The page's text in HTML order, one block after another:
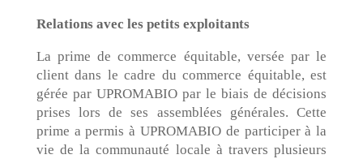
Relations avec les petits exploitants
La prime de commerce équitable, versée par le
client dans le cadre du commerce équitable, est
gérée par UPROMABIO par le biais de décisions
prises lors de ses assemblées générales. Cette
prime a permis à UPROMABIO de participer à la
vie de la communauté locale à travers plusieurs